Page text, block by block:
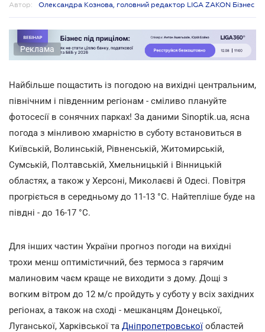
Автор: Олександра Кознова, головний редактор LIGA ZAKON Бізнес
Реклама
Найбільше пощастить із погодою на вихідні центральним,
північним і південним регіонам - сміливо плануйте
фотосесії в сонячних парках! За даними Sinoptik.ua, ясна
погода з мінливою хмарністю в суботу встановиться в
Київській, Волинській, Рівненській, Житомирській,
Сумській, Полтавській, Хмельницькій і Вінницькій
областях, а також у Херсоні, Миколаєві й Одесі. Повітря
прогріється в середньому до 11-13 °С. Найтепліше буде на
півдні - до 16-17 °С.
Для інших частин України прогноз погоди на вихідні
трохи менш оптимістичний, без термоса з гарячим
малиновим чаєм краще не виходити з дому. Дощі з
вогким вітром до 12 м/с пройдуть у суботу у всіх західних
регіонах, а також на сході - мешканцям Донецької,
Луганської, Харківської та Дніпропетровської областей